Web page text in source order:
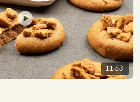
11:53